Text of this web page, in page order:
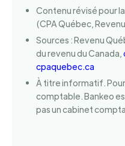
Contenu révisé pour
(CPA Québec,
Sources : Revenu
du revenu du Canada,
cpaquebec.ca
À titre informatif.
comptable. Bankeo
pas un cabinet